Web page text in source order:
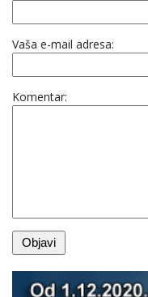
Vaša e-mail adresa:
Komentar: